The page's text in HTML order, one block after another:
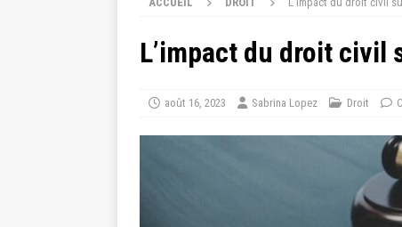
L’impact du droit civil
août 16, 2023 Sabrina Lopez Droit